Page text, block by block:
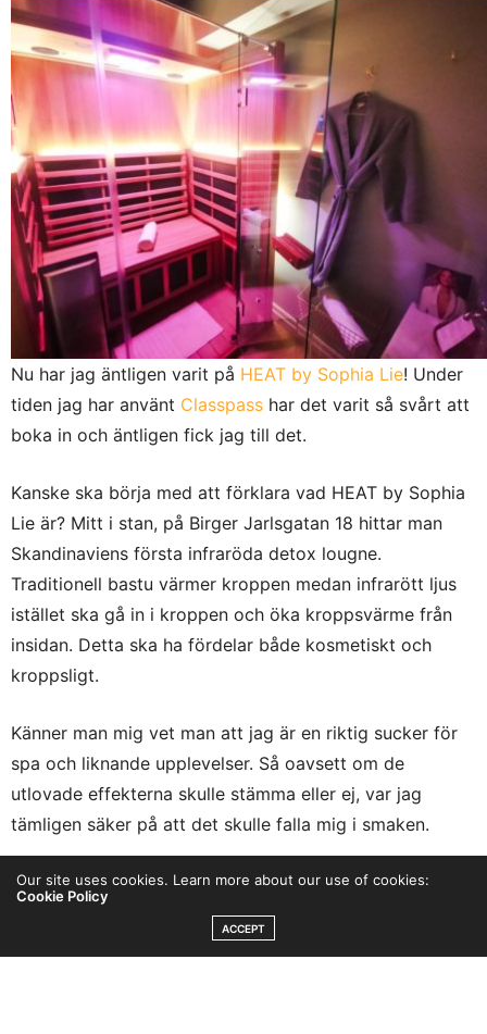
Nu har jag äntligen varit på HEAT by Sophia Lie! Under
tiden jag har använt Classpass har det varit så svårt att
boka in och äntligen fick jag till det.
Kanske ska börja med att förklara vad HEAT by Sophia
Lie är? Mitt i stan, på Birger Jarlsgatan 18 hittar man
Skandinaviens första infraröda detox lougne.
Traditionell bastu värmer kroppen medan infrarött ljus
istället ska gå in i kroppen och öka kroppsvärme från
insidan. Detta ska ha fördelar både kosmetiskt och
kroppsligt.
Känner man mig vet man att jag är en riktig sucker för
spa och liknande upplevelser. Så oavsett om de
utlovade effekterna skulle stämma eller ej, var jag
tämligen säker på att det skulle falla mig i smaken.
Självfallet är det lockande med effekter som anti-aging,
detox, smärtlindring, avstressande, förbättrad sömn,
ökad blodcirkulationen och bättre immunförsvar. Efter
Our site uses cookies. Learn more about our use of cookies:
Cookie Policy
ACCEPT